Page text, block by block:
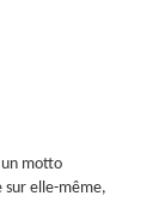
motto
sur elle-même,